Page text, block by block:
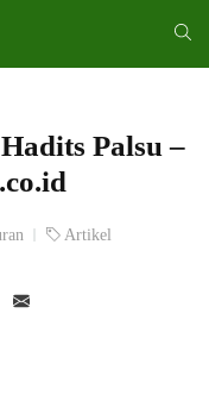
Palsu –
Artikel